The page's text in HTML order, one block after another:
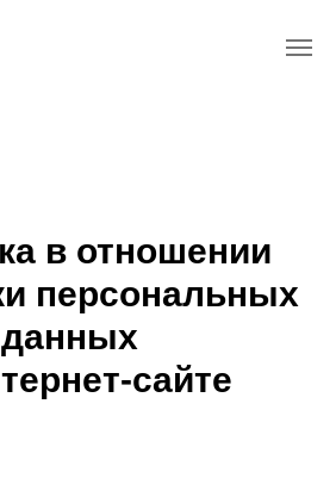
в отношении
персональных
данных
сайте